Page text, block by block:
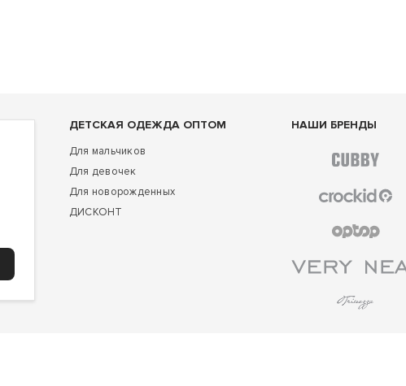
ДЕТСКАЯ ОДЕЖДА ОПТОМ
Для мальчиков
Для девочек
Для новорожденных
ДИСКОНТ
НАШИ БРЕНДЫ